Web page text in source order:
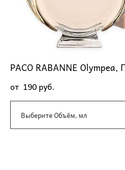
PACO RABANNE
от 190 pуб.
Выберите Объём, мл